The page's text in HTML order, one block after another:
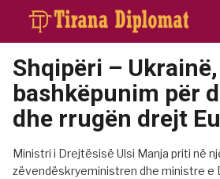
Shqipëri – Ukrainë,
bashkëpunim për
dhe rrugën drejt
Ministri i Drejtësisë Ulsi Manja priti në
zëvendëskryeministren dhe ministre e